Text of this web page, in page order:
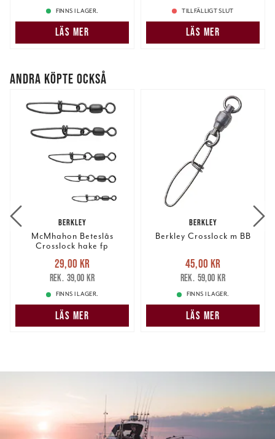
samlat in när du har använt deras tjänster.
FINNS I LAGER.
LÄS MER
TILLFÄLLIGT SLUT
LÄS MER
ANDRA KÖPTE OCKSÅ
BERKLEY
McMhahon Beteslås
Crosslock hake fp
Nuvarande pris
29,00 krTidigare pris
39,00 kr
29,00 kr
39,00 kr
FINNS I LAGER.
LÄS MER
BERKLEY
Berkley Crosslock m BB
Nuvarande pris
45,00 krTidigare pris
59,00 kr
45,00 kr
59,00 kr
FINNS I LAGER.
LÄS MER